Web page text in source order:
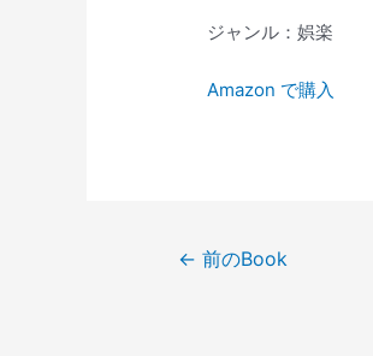
ジャンル：娯楽
Amazon で購入
← 前のBook